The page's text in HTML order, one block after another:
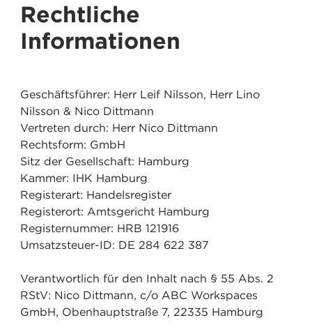
Rechtliche
Informationen
Geschäftsführer: Herr Leif Nilsson, Herr Lino
Nilsson & Nico Dittmann
Vertreten durch: Herr Nico Dittmann
Rechtsform: GmbH
Sitz der Gesellschaft: Hamburg
Kammer: IHK Hamburg
Registerart: Handelsregister
Registerort: Amtsgericht Hamburg
Registernummer: HRB 121916
Umsatzsteuer-ID: DE 284 622 387
Verantwortlich für den Inhalt nach § 55 Abs. 2
RStV: Nico Dittmann, c/o ABC Workspaces
GmbH, Obenhauptstraße 7, 22335 Hamburg